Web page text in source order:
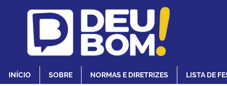
INÍCIO SOBRE NORMAS E DIRETRIZES LISTA DE